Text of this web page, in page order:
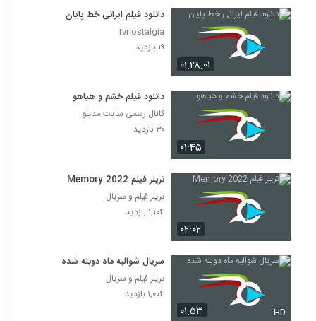
۰۱:۲۸:۰۱
دانلود فیلم ایرانی خط پایان
tvnostalgia
۱۹ بازدید
۰۱:۴۵
دانلود فیلم خشم و هیاهو
کانال رسمی سایت مدیلو
۳۰ بازدید
۰۲:۰۲
تریلر فیلم Memory 2022
تریلر فیلم و سریال
۱,۱۰۴ بازدید
۰۱:۵۳ HD
سریال شوالیه ماه دوبله شده
تریلر فیلم و سریال
۱,۰۰۴ بازدید